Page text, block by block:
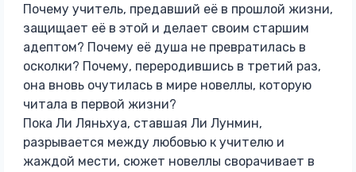
Почему учитель, предавший её в прошлой жизни,
защищает её в этой и делает своим старшим
адептом? Почему её душа не превратилась в
осколки? Почему, переродившись в третий раз,
она вновь очутилась в мире новеллы, которую
читала в первой жизни?
Пока Ли Ляньхуа, ставшая Ли Лунмин,
разрывается между любовью к учителю и
жаждой мести, сюжет новеллы сворачивает в